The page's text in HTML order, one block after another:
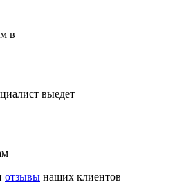
в
выедет
отзывы наших клиентов